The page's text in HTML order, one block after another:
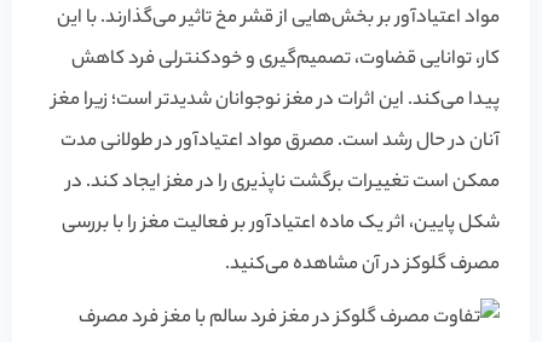
مواد اعتیادآور بر بخش‌هایی از قشر مخ تاثیر می‌گذارند. با این
کار، توانایی قضاوت، تصمیم‌گیری و خودکنترلی فرد کاهش
پیدا می‌کند. این اثرات در مغز نوجوانان شدیدتر است؛ زیرا مغز
آنان در حال رشد است. مصرق مواد اعتیادآور در طولانی مدت
ممکن است تغییرات برگشت ناپذیری را در مغز ایجاد کند. در
شکل پایین، اثر یک ماده اعتیادآور بر فعالیت مغز را با بررسی
مصرف گلوکز در آن مشاهده می‌کنید.